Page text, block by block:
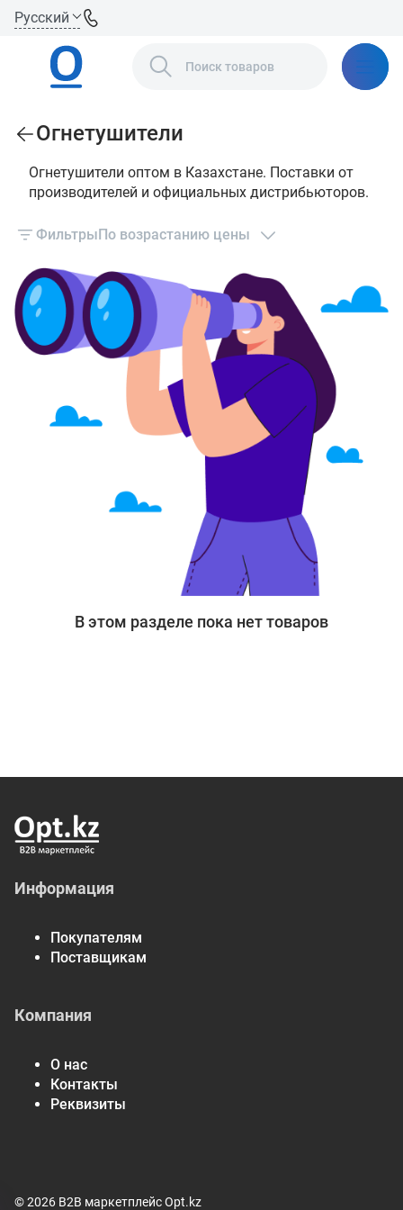
Русский
Огнетушители
Огнетушители оптом в Казахстане. Поставки от
производителей и официальных дистрибьюторов.
ФильтрыПо возрастанию цены
В этом разделе пока нет товаров
Информация
Покупателям
Поставщикам
Компания
О нас
Контакты
Реквизиты
© 2026 B2B маркетплейс Opt.kz